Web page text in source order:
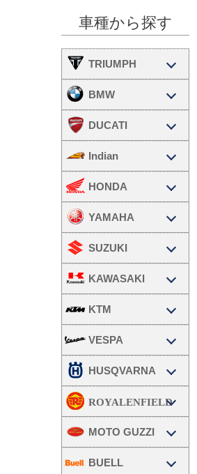
車種から探す
TRIUMPH
BMW
DUCATI
Indian
HONDA
YAMAHA
SUZUKI
KAWASAKI
KTM
VESPA
HUSQVARNA
MOTO GUZZI
BUELL